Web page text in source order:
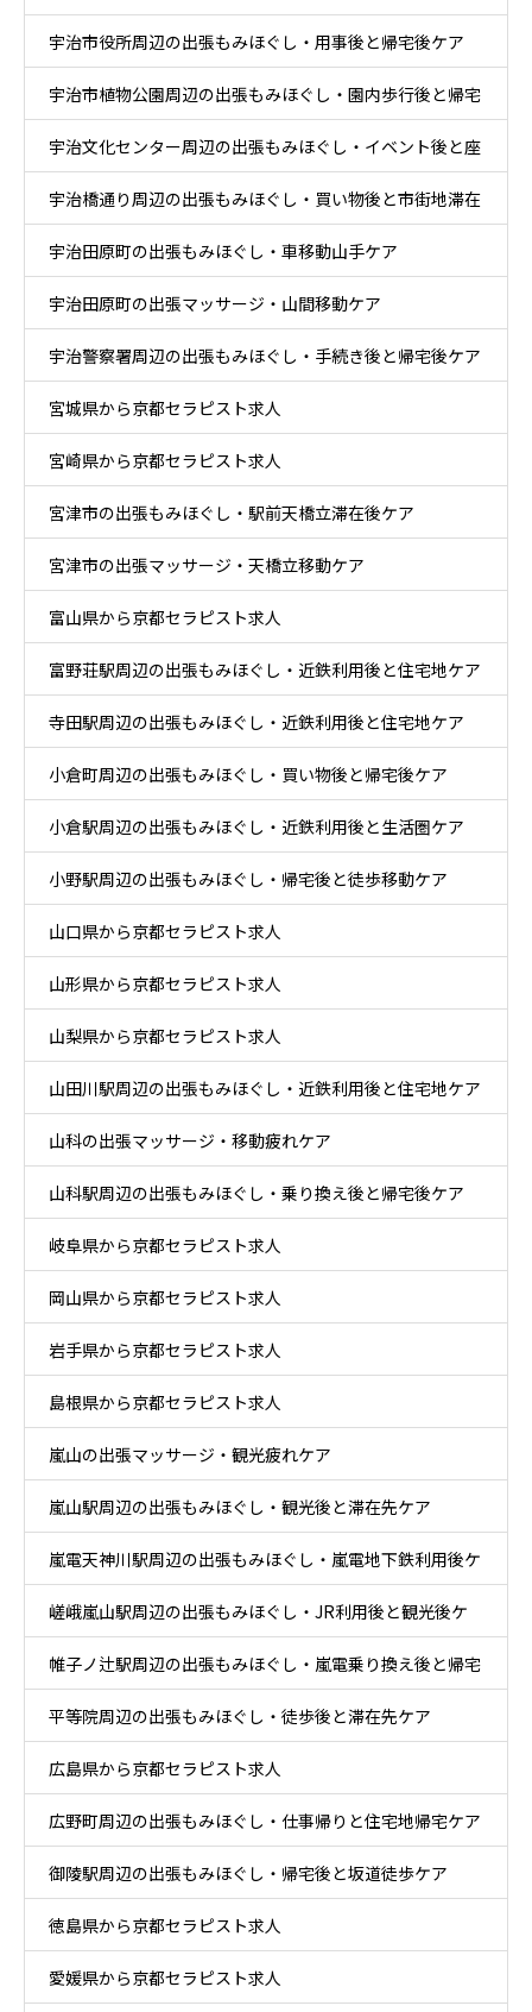
宇治市役所周辺の出張もみほぐし・用事後と帰宅後ケア
宇治市植物公園周辺の出張もみほぐし・園内歩行後と帰宅
後ケア
宇治文化センター周辺の出張もみほぐし・イベント後と座
り時間ケア
宇治橋通り周辺の出張もみほぐし・買い物後と市街地滞在
ケア
宇治田原町の出張もみほぐし・車移動山手ケア
宇治田原町の出張マッサージ・山間移動ケア
宇治警察署周辺の出張もみほぐし・手続き後と帰宅後ケア
宮城県から京都セラピスト求人
宮崎県から京都セラピスト求人
宮津市の出張もみほぐし・駅前天橋立滞在後ケア
宮津市の出張マッサージ・天橋立移動ケア
富山県から京都セラピスト求人
富野荘駅周辺の出張もみほぐし・近鉄利用後と住宅地ケア
寺田駅周辺の出張もみほぐし・近鉄利用後と住宅地ケア
小倉町周辺の出張もみほぐし・買い物後と帰宅後ケア
小倉駅周辺の出張もみほぐし・近鉄利用後と生活圏ケア
小野駅周辺の出張もみほぐし・帰宅後と徒歩移動ケア
山口県から京都セラピスト求人
山形県から京都セラピスト求人
山梨県から京都セラピスト求人
山田川駅周辺の出張もみほぐし・近鉄利用後と住宅地ケア
山科の出張マッサージ・移動疲れケア
山科駅周辺の出張もみほぐし・乗り換え後と帰宅後ケア
岐阜県から京都セラピスト求人
岡山県から京都セラピスト求人
岩手県から京都セラピスト求人
島根県から京都セラピスト求人
嵐山の出張マッサージ・観光疲れケア
嵐山駅周辺の出張もみほぐし・観光後と滞在先ケア
嵐電天神川駅周辺の出張もみほぐし・嵐電地下鉄利用後ケ
ア
嵯峨嵐山駅周辺の出張もみほぐし・JR利用後と観光後ケ
ア
帷子ノ辻駅周辺の出張もみほぐし・嵐電乗り換え後と帰宅
後ケア
平等院周辺の出張もみほぐし・徒歩後と滞在先ケア
広島県から京都セラピスト求人
広野町周辺の出張もみほぐし・仕事帰りと住宅地帰宅ケア
御陵駅周辺の出張もみほぐし・帰宅後と坂道徒歩ケア
徳島県から京都セラピスト求人
愛媛県から京都セラピスト求人